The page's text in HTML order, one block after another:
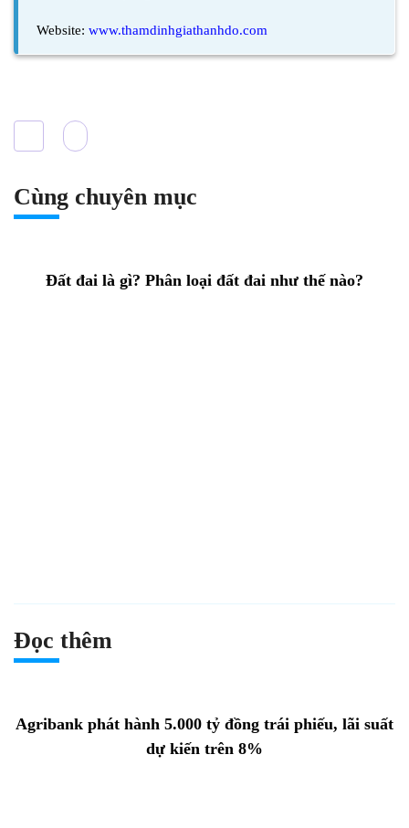
Website: www.thamdinhgiathanhdo.com
Cùng chuyên mục
Đất đai là gì? Phân loại đất đai như thế nào?
Đọc thêm
Agribank phát hành 5.000 tỷ đồng trái phiếu, lãi suất
dự kiến trên 8%